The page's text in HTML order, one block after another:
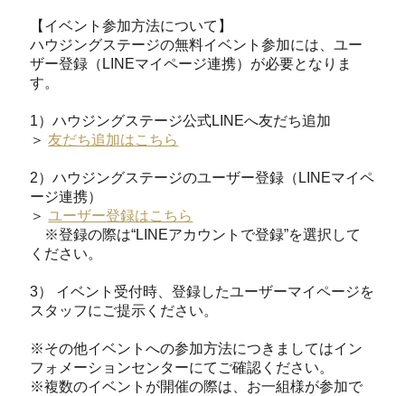
【イベント参加方法について】
ハウジングステージの無料イベント参加には、ユー
ザー登録（LINEマイページ連携）が必要となりま
す。
1）ハウジングステージ公式LINEへ友だち追加
＞友だち追加はこちら
2）ハウジングステージのユーザー登録（LINEマイペ
ージ連携）
＞ ユーザー登録はこちら
※登録の際は“LINEアカウントで登録”を選択して
ください。
3） イベント受付時、登録したユーザーマイページを
スタッフにご提示ください。
※その他イベントへの参加方法につきましてはイン
フォメーションセンターにてご確認ください。
※複数のイベントが開催の際は、お一組様が参加で